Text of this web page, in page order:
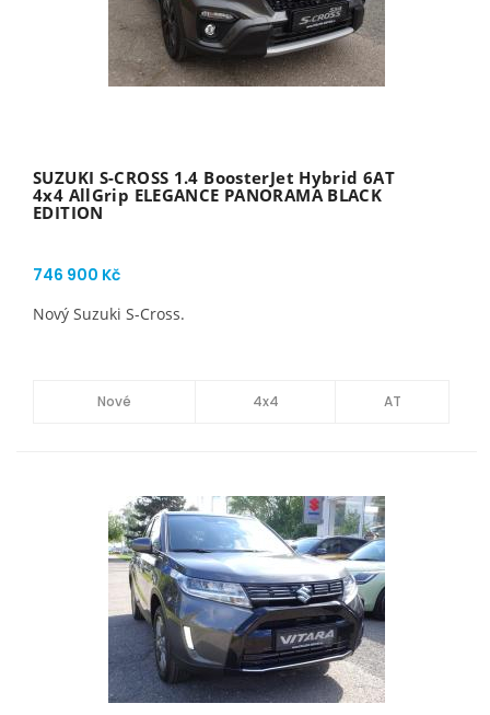
SUZUKI S-CROSS 1.4 BoosterJet Hybrid 6AT
4x4 AllGrip ELEGANCE PANORAMA BLACK
EDITION
746 900 Kč
Nový Suzuki S-Cross.
Nové 4x4 AT